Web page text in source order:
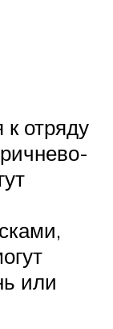
к отряду
или